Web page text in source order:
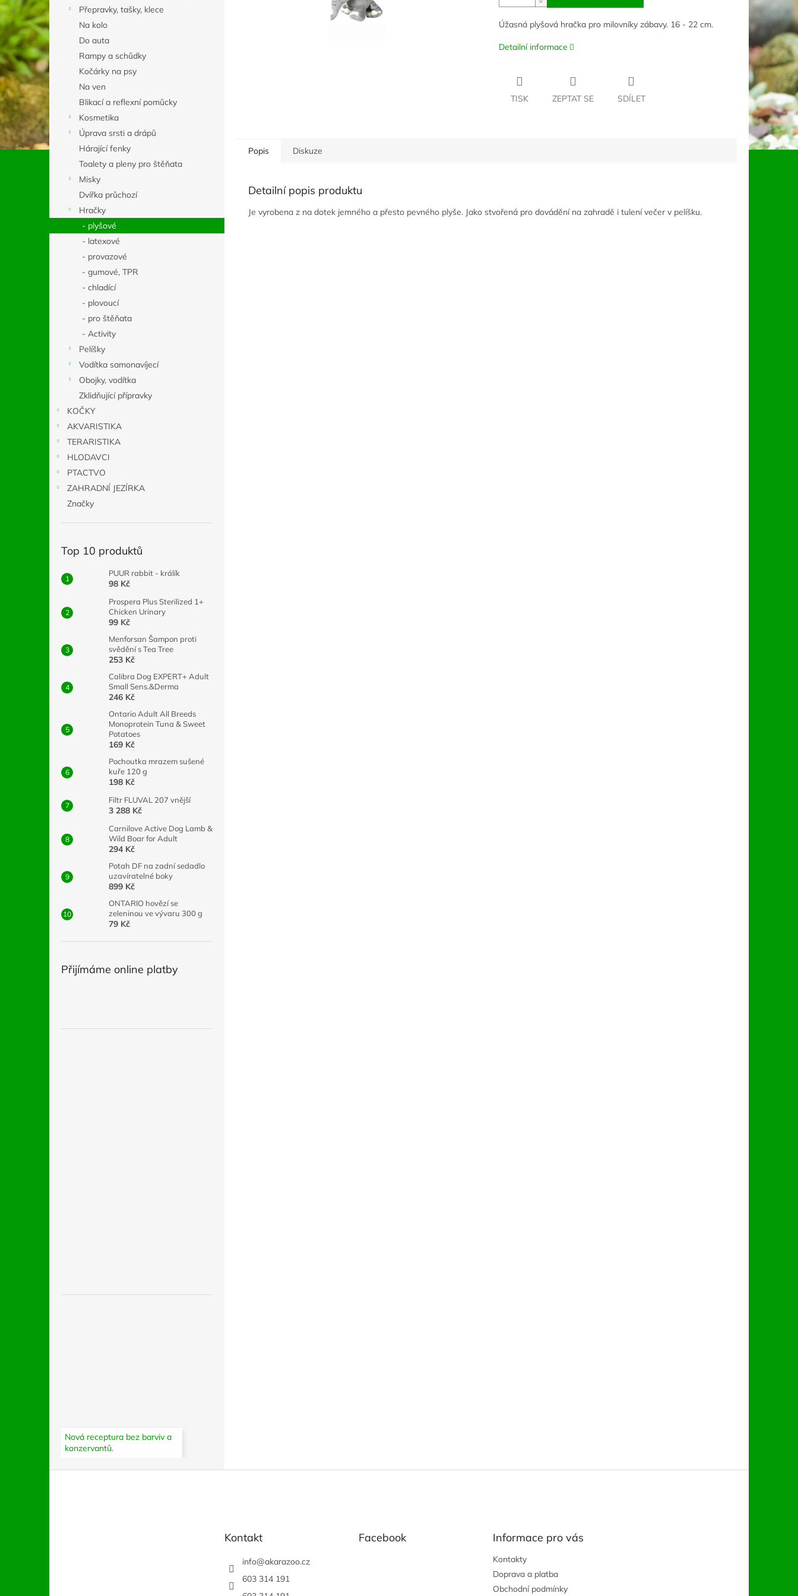
e
l
Přepravky, tašky, klece
Na kolo
Do auta
Rampy a schůdky
Kočárky na psy
Na ven
Blikací a reflexní pomůcky
Kosmetika
Úprava srsti a drápů
Hárající fenky
Toalety a pleny pro štěňata
Misky
Dvířka průchozí
Hračky
- plyšové
- latexové
- provazové
- gumové, TPR
- chladící
- plovoucí
- pro štěňata
- Activity
Pelíšky
Vodítka samonavíjecí
Obojky, vodítka
Zklidňující přípravky
KOČKY
AKVARISTIKA
TERARISTIKA
HLODAVCI
PTACTVO
ZAHRADNÍ JEZÍRKA
Značky
Top 10 produktů
PUUR rabbit - králík
98 Kč
Prospera Plus Sterilized 1+
Chicken Urinary
99 Kč
Menforsan Šampon proti
svědění s Tea Tree
253 Kč
Calibra Dog EXPERT+ Adult
Small Sens.&Derma
246 Kč
Ontario Adult All Breeds
Monoprotein Tuna & Sweet
Potatoes
169 Kč
Pochoutka mrazem sušené
kuře 120 g
198 Kč
Filtr FLUVAL 207 vnější
3 288 Kč
Carnilove Active Dog Lamb &
Wild Boar for Adult
294 Kč
Potah DF na zadní sedadlo
uzavíratelné boky
899 Kč
ONTARIO hovězí se
zeleninou ve vývaru 300 g
79 Kč
Přijímáme online platby
Nová receptura bez barviv a
konzervantů.
Úžasná plyšová hračka pro milovníky zábavy. 16 - 22 cm.
Detailní informace
TISK ZEPTAT SE SDÍLET
Popis Diskuze
Detailní popis produktu
Je vyrobena z na dotek jemného a přesto pevného plyše. Jako stvořená pro dovádění na zahradě i tulení večer v pelíšku.
Kontakt
info@akarazoo.cz
603 314 191
Facebook Informace pro vás
Kontakty
Doprava a platba
Obchodní podmínky